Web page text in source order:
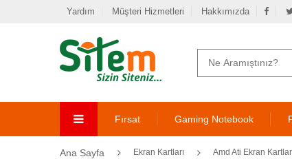
Yardım Müşteri Hizmetleri Hakkımızda
Fırsat Gaming Notebook
Ana Sayfa Ekran Kartları Amd Ati Ekran